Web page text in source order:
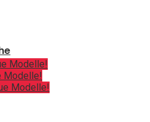
Modelle!
Modelle!
Modelle!